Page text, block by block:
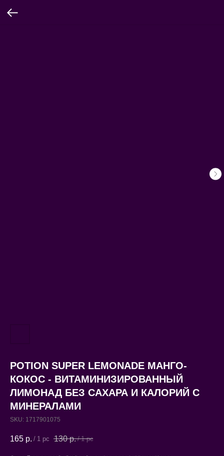
POTION SUPER LEMONADE МАНГО-
КОКОС - ВИТАМИНИЗИРОВАННЫЙ
ЛИМОНАД БЕЗ САХАРА И КАЛОРИЙ С
МИНЕРАЛАМИ
SKU: 1717901075
165 р. / 1 pc 130 р. / 1 pc